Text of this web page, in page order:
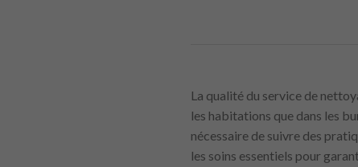
La qualité du service de
les habitations que dans les
nécessaire de suivre des
les soins essentiels pour